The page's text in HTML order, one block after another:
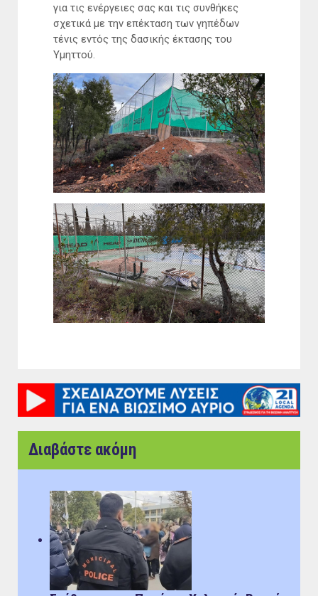
για τις ενέργειες σας και τις συνθήκες
σχετικά με την επέκταση των γηπέδων
τένις εντός της δασικής έκτασης του
Υμηττού.
Διαβάστε ακόμη